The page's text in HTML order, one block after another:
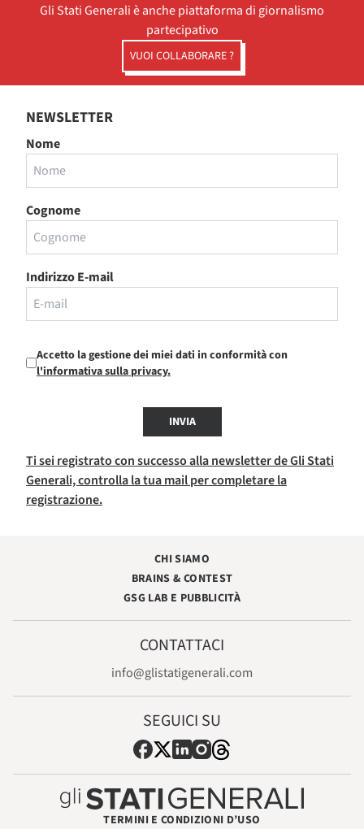
Gli Stati Generali è anche piattaforma di giornalismo
partecipativo
VUOI COLLABORARE ?
NEWSLETTER
Nome
Cognome
Indirizzo E-mail
Accetto la gestione dei miei dati in conformità con
l'informativa sulla privacy.
INVIA
Ti sei registrato con successo alla newsletter de Gli Stati
Generali, controlla la tua mail per completare la
registrazione.
CHI SIAMO
BRAINS & CONTEST
GSG LAB E PUBBLICITÀ
CONTATTACI
info@glistatigenerali.com
SEGUICI SU
TERMINI E CONDIZIONI D’USO